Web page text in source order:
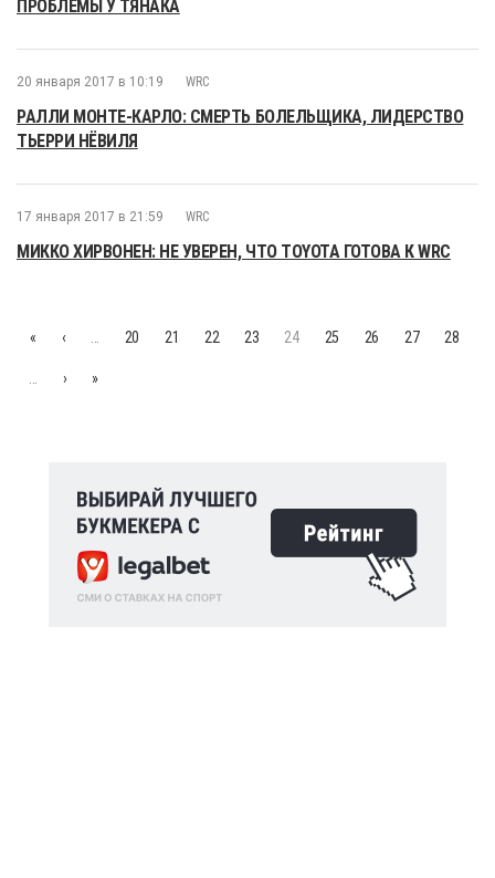
ПРОБЛЕМЫ У ТЯНАКА
20 января 2017 в 10:19 WRC
РАЛЛИ МОНТЕ-КАРЛО: СМЕРТЬ БОЛЕЛЬЩИКА, ЛИДЕРСТВО
ТЬЕРРИ НЁВИЛЯ
17 января 2017 в 21:59 WRC
МИККО ХИРВОНЕН: НЕ УВЕРЕН, ЧТО TOYOTA ГОТОВА К WRC
« ‹ 20 21 22 23 24 25 26 27 28
› »